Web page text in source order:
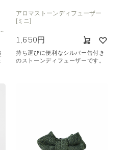
アロマストーンディフューザー
[ミニ]
1,650円
持ち運びに便利なシルバー缶付き
のストーンディフューザーです。